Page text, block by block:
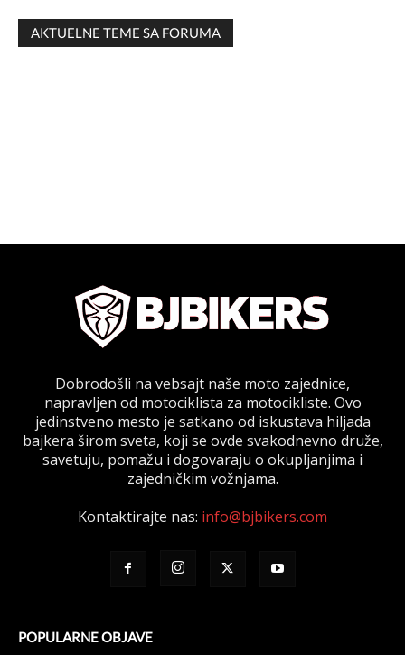
AKTUELNE TEME SA FORUMA
Dobrodošli na vebsajt naše moto zajednice,
napravljen od motociklista za motocikliste. Ovo
jedinstveno mesto je satkano od iskustava hiljada
bajkera širom sveta, koji se ovde svakodnevno druže,
savetuju, pomažu i dogovaraju o okupljanjima i
zajedničkim vožnjama.
Kontaktirajte nas: info@bjbikers.com
POPULARNE OBJAVE